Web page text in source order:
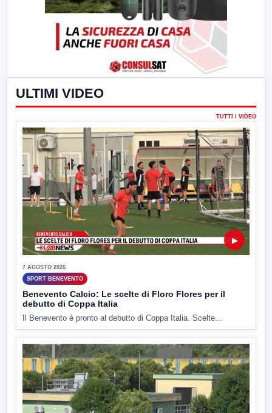
ULTIMI VIDEO
TUTTI I VIDEO
▶
7 AGOSTO 2026
SPORT BENEVENTO
Benevento Calcio: Le scelte di Floro Flores per il
debutto di Coppa Italia
Il Benevento è pronto al debutto di Coppa Italia. Scelte...